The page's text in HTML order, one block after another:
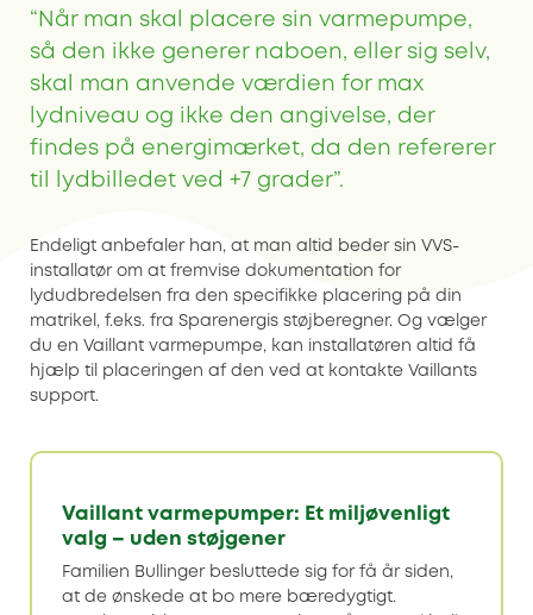
“Når man skal placere sin varmepumpe,
så den ikke generer naboen, eller sig selv,
skal man anvende værdien for max
lydniveau og ikke den angivelse, der
findes på energimærket, da den refererer
til lydbilledet ved +7 grader”.
Endeligt anbefaler han, at man altid beder sin VVS-
installatør om at fremvise dokumentation for
lydudbredelsen fra den specifikke placering på din
matrikel, f.eks. fra Sparenergis støjberegner. Og vælger
du en Vaillant varmepumpe, kan installatøren altid få
hjælp til placeringen af den ved at kontakte Vaillants
support.
Vaillant varmepumper: Et miljøvenligt
valg – uden støjgener
Familien Bullinger besluttede sig for få år siden,
at de ønskede at bo mere bæredygtigt.